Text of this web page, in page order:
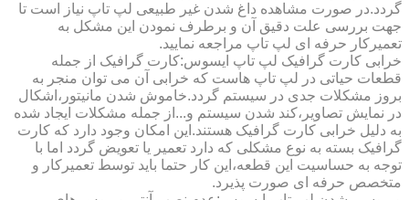
گردد.در صورت مشاهده داغ شدن غیر طبیعی لپ تاپ نیاز است تا
جهت بررسی علت دقیق آن و برطرف نمودن این مشکل به
تعمیرکار حرفه ای لپ تاپ مراجعه نمایید.
خرابی کارت گرافیک لپ تاپ ایسوس:کارت گرافیک از جمله
قطعات حیاتی در لپ تاپ هاست که خرابی آن می توان منجر به
بروز مشکلات جدی در سیستم گردد.خاموش شدن مانیتور،اشکال
در نمایش تصاویر،کند شدن سیستم و...از جمله مشکلات ایجاد شده
به دلیل خرابی کارت گرافیک هستند.این امکان وجود دارد که کارت
گرافیک بسته به نوع مشکلی که دارد تعمیر یا تعویض گردد اما با
توجه به حساسیت این قطعه،این کار حتما باید توسط تعمیرکار و
متخصص حرفه ای صورت پذیرد.